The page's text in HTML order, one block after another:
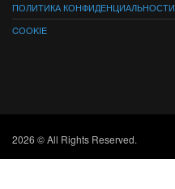
ПОЛИТИКА КОНФИДЕНЦИАЛЬНОСТИ
COOKIE
2026 © All Rights Reserved.